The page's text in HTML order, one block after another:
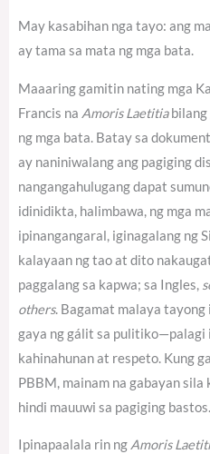
May kasabihan nga tayo: ang
ay tama sa mata ng mga bata.
Maaaring gamitin nating mga
Francis na Amoris Laetitiabilang
ng mga bata. Batay sa
ay naniniwalang ang pagiging
nangangahulugang dapat
idinidikta, halimbawa, ng mga
ipinangangaral, iginagalang ng
kalayaan ng tao at dito
paggalang sa kapwa; sa Ingles,
others. Bagamat malaya
gaya ng gálit sa pulitiko—palagi
kahinahunan at respeto. Kung
PBBM, mainam na gabayan
hindi mauuwi sa pagiging bastos.
Ipinapaalala rin ng Amoris